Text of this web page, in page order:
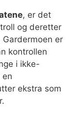
, er det
og deretter
er
kontrollen
i ikke-
en
ekstra som